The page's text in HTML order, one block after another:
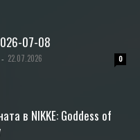
07-08
- 22.07.2026 0
в NIKKE: Goddess of